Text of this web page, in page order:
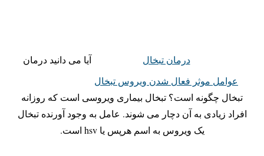
درمان تبخال
عوامل موثر فعال شدن ویروس تبخال
آیا می دانید درمان
تبخال چگونه است؟ تبخال بیماری ویروسی است که روزانه
افراد زیادی به آن دچار می شوند. عامل به وجود آورنده تبخال
یک ویروس به اسم هرپس یا hsv است.